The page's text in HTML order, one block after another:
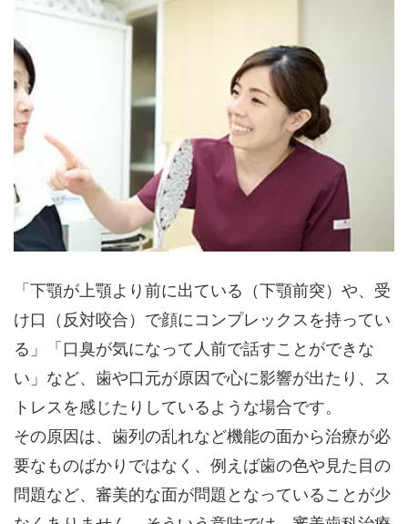
「下顎が上顎より前に出ている（下顎前突）や、受
け口（反対咬合）で顔にコンプレックスを持ってい
る」「口臭が気になって人前で話すことができな
い」など、歯や口元が原因で心に影響が出たり、ス
トレスを感じたりしているような場合です。
その原因は、歯列の乱れなど機能の面から治療が必
要なものばかりではなく、例えば歯の色や見た目の
問題など、審美的な面が問題となっていることが少